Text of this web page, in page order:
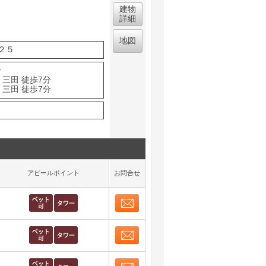
５
田 徒歩7分
田 徒歩7分
建物
詳細
地図
アピールポイント お問合せ
り表示
り表示